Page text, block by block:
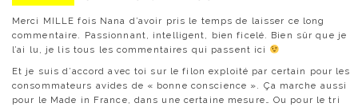
Merci MILLE fois Nana d’avoir pris le temps de laisser ce long
commentaire. Passionnant, intelligent, bien ficelé. Bien sûr que je
l’ai lu, je lis tous les commentaires qui passent ici
Et je suis d’accord avec toi sur le filon exploité par certain pour les
consommateurs avides de « bonne conscience ». Ça marche aussi
pour le Made in France, dans une certaine mesure… Ou pour le tri